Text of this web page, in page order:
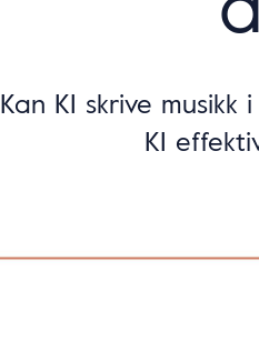
Kan KI skrive
KI